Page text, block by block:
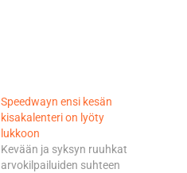
Speedwayn ensi kesän
kisakalenteri on lyöty
lukkoon
Kevään ja syksyn ruuhkat
arvokilpailuiden suhteen